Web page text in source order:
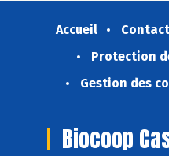
Accueil Contact
Protection
Gestion des
Biocoop